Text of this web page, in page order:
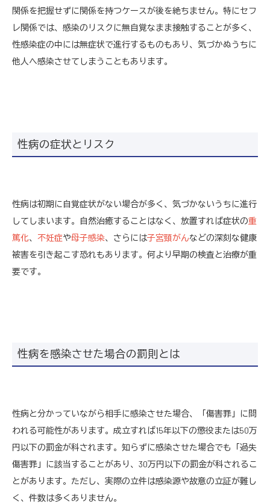
関係を把握せずに関係を持つケースが後を絶ちません。特にセフ
レ関係では、感染のリスクに無自覚なまま接触することが多く、
性感染症の中には無症状で進行するものもあり、気づかぬうちに
他人へ感染させてしまうこともあります。
性病の症状とリスク
性病は初期に自覚症状がない場合が多く、気づかないうちに進行
してしまいます。自然治癒することはなく、放置すれば症状の重
篤化、 不妊症や母子感染、さらには子宮頸がんなどの深刻な健康
被害を引き起こす恐れもあります。何より早期の検査と治療が重
要です。
性病を感染させた場合の罰則とは
性病と分かっていながら相手に感染させた場合、「傷害罪」に問
われる可能性があります。成立すれば15年以下の懲役または50万
円以下の罰金が科されます。知らずに感染させた場合でも「過失
傷害罪」に該当することがあり、30万円以下の罰金が科されるこ
とがあります。ただし、実際の立件は感染源や故意の立証が難し
く、件数は多くありません。